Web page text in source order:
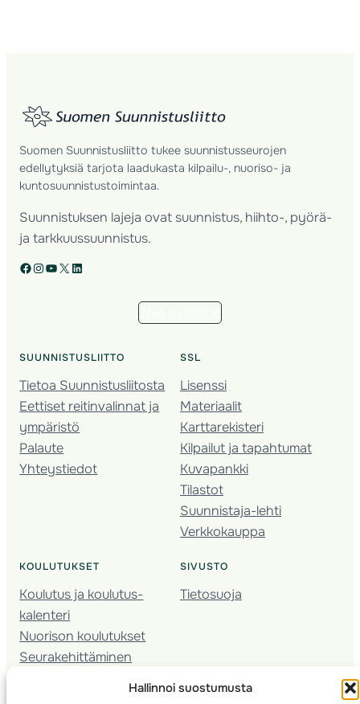
Hallinnoi suostumusta
Suomen Suunnistusliitto tukee suunnistusseurojen
edellytyksiä tarjota laadukasta kilpailu-, nuoriso- ja
kuntosuunnistustoimintaa.
Suunnistuksen lajeja ovat suunnistus, hiihto-, pyörä-
ja tarkkuussuunnistus.
Facebook Instagram YouTube X LinkedIn
SUUNNISTUSLIITTO
Tietoa Suunnistusliitosta
Eettiset reitinvalinnat ja
ympäristö
Palaute
Yhteystiedot
SSL
Lisenssi
Materiaalit
Karttarekisteri
Kilpailut ja tapahtumat
Kuvapankki
Tilastot
Suunnistaja-lehti
Verkkokauppa
KOULUTUKSET
Koulutus ja koulutus­
kalenteri
Nuorison koulutukset
Seura­kehittäminen
SIVUSTO
Tietosuoja